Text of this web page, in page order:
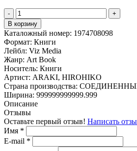
-
+
В корзину
Каталожный номер: 1974708098
Формат: Книги
Лейбл: Viz Media
Жанр: Art Book
Носитель: Книги
Артист: ARAKI, HIROHIKO
Страна производства:
Ширина: 999999999999.999
Описание
Отзывы
Оставьте первый отзыв! Написать
Имя *
E-mail *